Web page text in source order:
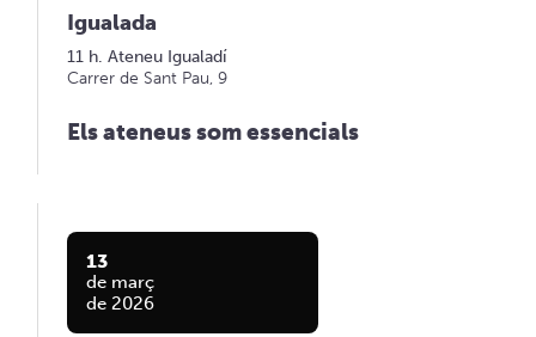
Igualada
11 h. Ateneu Igualadí
Carrer de Sant Pau, 9
Els ateneus som essencials
13
de març
de 2026